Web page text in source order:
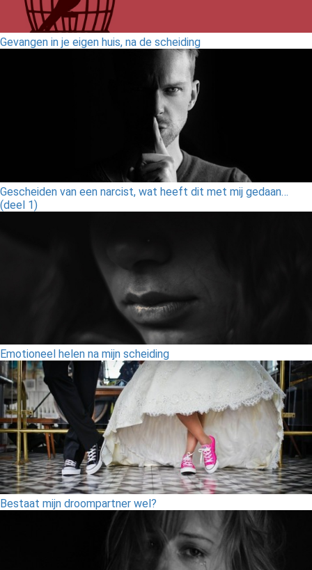
Gevangen in je eigen huis, na de scheiding
Gescheiden van een narcist, wat heeft dit met mij gedaan…
(deel 1)
Emotioneel helen na mijn scheiding
Bestaat mijn droompartner wel?